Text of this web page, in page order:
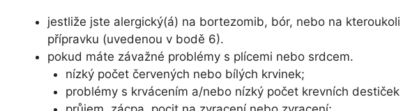
jestliže jste alergický(á) na bortezomib, bór, nebo na
přípravku (uvedenou v bodě 6).
pokud máte závažné problémy s plícemi nebo srdcem.
nízký počet červených nebo bílých krvinek;
problémy s krvácením a/nebo nízký počet krevních destiček